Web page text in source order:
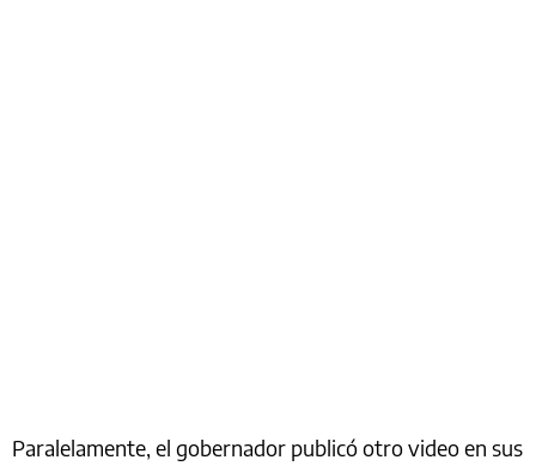
Paralelamente, el gobernador publicó otro video en sus